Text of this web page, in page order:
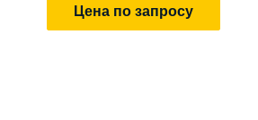
Цена по запросу